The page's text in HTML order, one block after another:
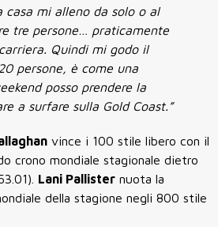
casa mi alleno da solo o al
tre persone… praticamente
Quindi mi godo il
persone, è come una
posso prendere la
a surfare sulla Gold Coast.”
vince i 100 stile libero con il
crono mondiale stagionale dietro
Lani Pallister nuota la
della stagione negli 800 stile